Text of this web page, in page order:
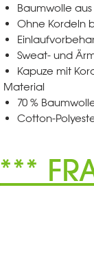
Baumwolle
Ohne Kordeln
Sweat- und
Kapuze mit
Material
70 %
Cotton-
***